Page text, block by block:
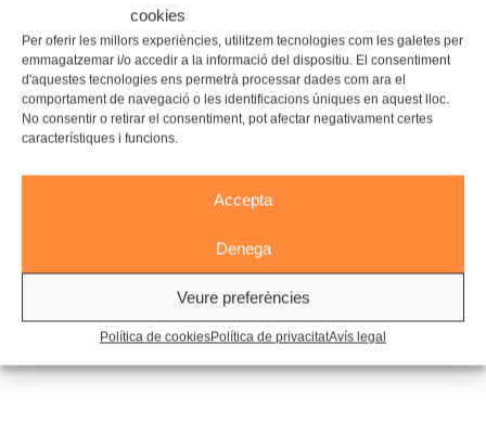
cookies
Per oferir les millors experiències, utilitzem tecnologies com les galetes per
emmagatzemar i/o accedir a la informació del dispositiu. El consentiment
d'aquestes tecnologies ens permetrà processar dades com ara el
comportament de navegació o les identificacions úniques en aquest lloc.
No consentir o retirar el consentiment, pot afectar negativament certes
característiques i funcions.
Accepta
Denega
Veure preferències
Política de cookiesPolítica de privacitatAvís legal